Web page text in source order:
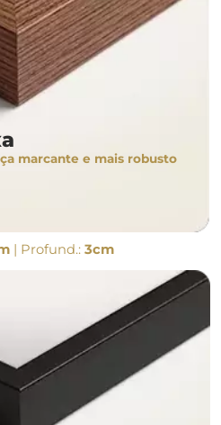
marcante e mais robusto
| Profund.: 3cm